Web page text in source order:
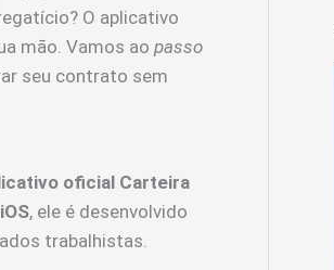
O aplicativo
mão. Vamos ao passo
seu contrato sem
oficial Carteira
iOS, ele é desenvolvido
trabalhistas.